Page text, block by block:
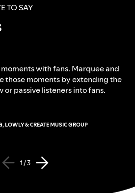
TO SAY
with fans. Marquee and
those moments by extending the
passive listeners into fans.
LOWLY & CREATE MUSIC GROUP
1 / 3